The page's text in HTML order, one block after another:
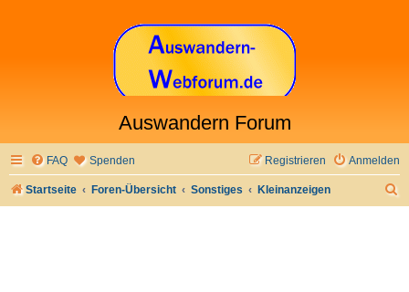
Auswandern Forum
FAQ Spenden Anmelden
Registrieren
Startseite Foren-Übersicht Sonstiges Kleinanzeigen